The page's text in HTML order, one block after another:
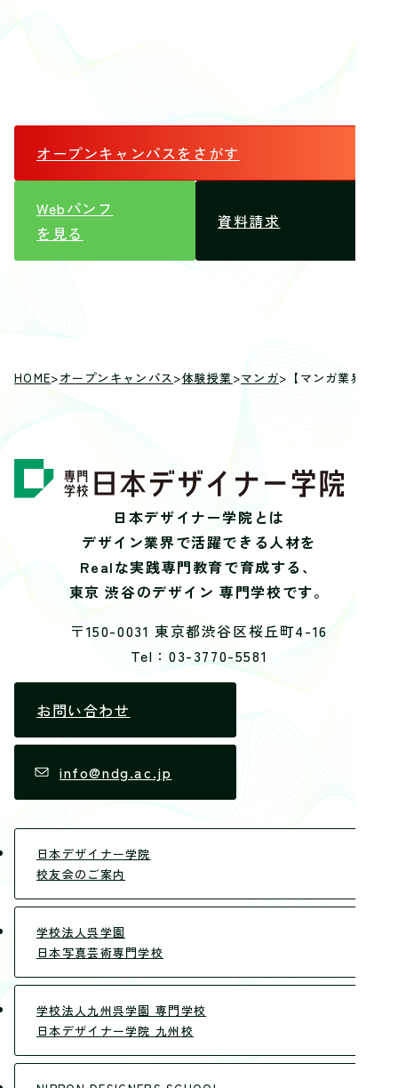
オープンキャンパスをさがす
Webパンフ
を見る
資料請求
HOME>オープンキャンパス>体験授業>マンガ> 【マンガ業界の
日本デザイナー学院とは
デザイン業界で活躍できる人材を
Realな実践専門教育で育成する、
東京 渋谷のデザイン 専門学校です。
〒150-0031 東京都渋谷区桜丘町4-16
Tel：03-3770-5581
お問い合わせ
info@ndg.ac.jp
日本デザイナー学院
校友会のご案内
学校法人呉学園
日本写真芸術専門学校
学校法人九州呉学園 専門学校
日本デザイナー学院 九州校